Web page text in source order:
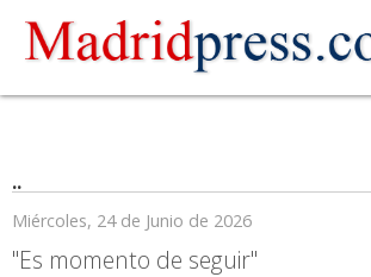
..
Miércoles, 24 de Junio de 2026
"Es momento de seguir"